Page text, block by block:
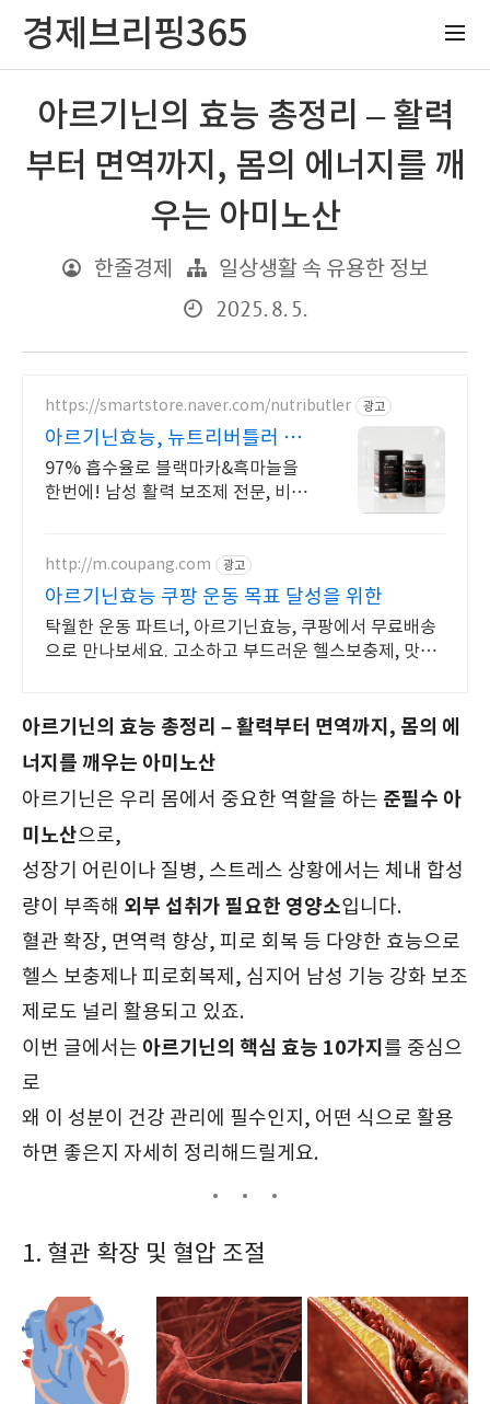
경제브리핑365
아르기닌의 효능 총정리 – 활력
부터 면역까지, 몸의 에너지를 깨
우는 아미노산
한줄경제 일상생활 속 유용한 정보
2025. 8. 5.
https://smartstore.naver.com/nutributler 광고
아르기닌효능, 뉴트리버틀러 알
림받기 동의시 천원 쿠폰!
97% 흡수율로 블랙마카&흑마늘을
한번에! 남성 활력 보조제 전문, 비어
러 비어맨!
http://m.coupang.com 광고
아르기닌효능 쿠팡 운동 목표 달성을 위한
탁월한 운동 파트너, 아르기닌효능, 쿠팡에서 무료배송
으로 만나보세요. 고소하고 부드러운 헬스보충제, 맛있
아르기닌의 효능 총정리 – 활력부터 면역까지, 몸의 에
너지를 깨우는 아미노산
아르기닌은 우리 몸에서 중요한 역할을 하는 준필수 아
미노산으로,
성장기 어린이나 질병, 스트레스 상황에서는 체내 합성
량이 부족해 외부 섭취가 필요한 영양소입니다.
혈관 확장, 면역력 향상, 피로 회복 등 다양한 효능으로
헬스 보충제나 피로회복제, 심지어 남성 기능 강화 보조
제로도 널리 활용되고 있죠.
이번 글에서는 아르기닌의 핵심 효능 10가지 를 중심으
로
왜 이 성분이 건강 관리에 필수인지, 어떤 식으로 활용
하면 좋은지 자세히 정리해드릴게요.
1. 혈관 확장 및 혈압 조절